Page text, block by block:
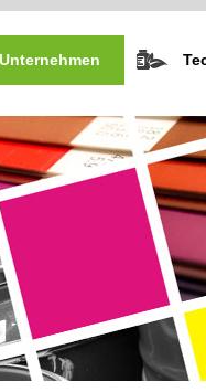
Unternehmen